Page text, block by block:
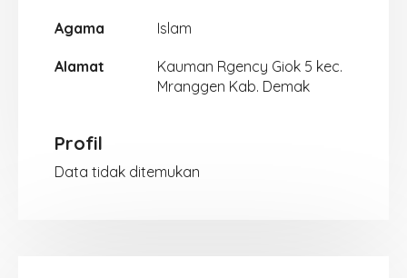
Agama Islam
Alamat
Kauman Rgency Giok 5 kec.
Mranggen Kab. Demak
Profil
Data tidak ditemukan